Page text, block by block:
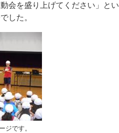
を盛り上げてください」とい
会でした。
ジです。